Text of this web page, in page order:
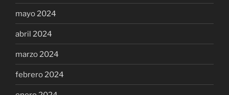
mayo 2024
abril 2024
marzo 2024
febrero 2024